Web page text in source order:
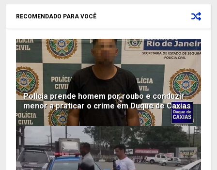
RECOMENDADO PARA VOCÊ
Polícia prende homem por roubo e conduzir
menor a praticar o crime em Duque de Caxias